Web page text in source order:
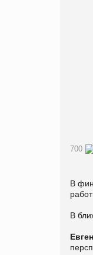
700
В
В